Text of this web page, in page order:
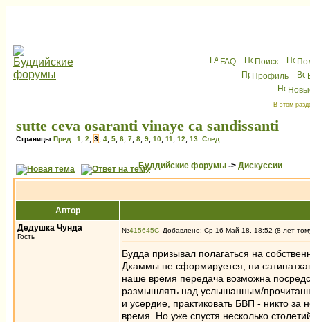
FAQ Поиск
Профиль
В этом
sutte ceva osaranti vinaye ca sandissanti
Страницы Пред. 1 2 3 4 5 6 7 8 9 10 11 12 13 След.
Буддийские форумы -> Дискуссии
Автор
Дедушка Чунда
Гость
№415645 Добавлено: Ср 16 Май 18, 18:52 (8 лет
Будда призывал полагаться на
Дхаммы не сформируется, ни
наше время передача возможна
размышлять над услышанным/
и усердие, практиковать БВП - никто
время. Но уже спустя несколько